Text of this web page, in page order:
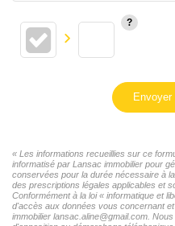
Envoyer
« Les informations recueillies sur ce
informatisé par Lansac immobilier pour
conservées pour la durée nécessaire à
des prescriptions légales applicables et
Conformément à la loi « informatique et
d'accès aux données vous concernant
immobilier lansac.aline@gmail.com.